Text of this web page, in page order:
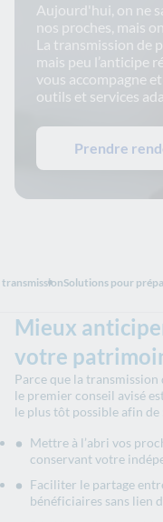
Aujourd'hui, on ne
nos proches, mais
La transmission de
mais peu l’anticipe
vous accompagne
outils et services
Prendre
Solutions pour
Mieux
votre
Parce que la
le premier conseil avisé
le plus tôt possible afin de :
Mettre à l’abri vos
conservant votre
Faciliter le partage
bénéficiaires sans lien